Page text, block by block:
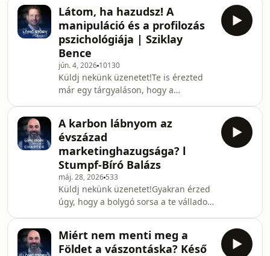
szerkesztés áll egy-e
mekkora része nonverbális, de az
igazság sokkal árnyaltabb és
megdöbbentőbb ennél. Ebben a
mélyebb lélegzetvételű epizódban
letépjük a ragtapaszt a legismertebb
testbeszéd-mítoszokról, és
megnézzük, mi az, ami valójában
működik, ha emberismeretről van
szó.Nem kell pro
Látom, ha hazudsz! A
manipuláció és a profilozás
pszichológiája | Sziklay
Bence
jún. 4, 2026 10130
Küldj nekünk üzenetet!Te is érezted
már egy tárgyaláson, hogy a
vállalkozó és cégvezető a
megérzéseire hagyatkozik, de mi van,
ha a testbeszéd olvasása valójában
egy tanulható, precíz rendszer? Mai
vendégem Sziklay Bence, profilozó,
viselkedéselemző, aki a különleges
alakulatok és a titkosszolgálatok által
is használt tudást hozta el a hazai
A karbon lábnyom az
évszázad
marketinghazugsága? l
Stumpf-Bíró Balázs
máj. 28, 2026 533
Küldj nekünk üzenetet!Gyakran érzed
úgy, hogy a bolygó sorsa a te válladon
Lecserélted a műanyag szívószálat
papírra, és már-már bűntudatod van,
Miért nem menti meg a
Földet a vászontáska? Késő